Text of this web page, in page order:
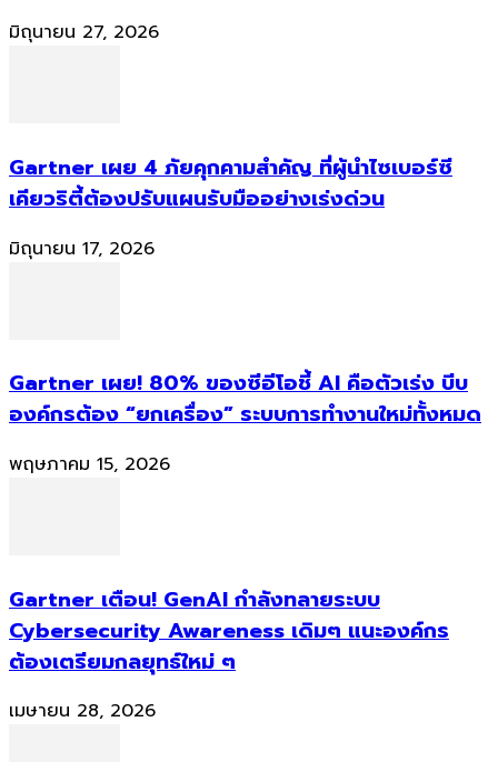
มิถุนายน 27, 2026
Gartner เผย 4 ภัยคุกคามสำคัญ ที่ผู้นำไซเบอร์ซี
เคียวริตี้ต้องปรับแผนรับมืออย่างเร่งด่วน
มิถุนายน 17, 2026
Gartner เผย! 80% ของซีอีโอชี้ AI คือตัวเร่ง บีบ
องค์กรต้อง “ยกเครื่อง” ระบบการทำงานใหม่ทั้งหมด
พฤษภาคม 15, 2026
Gartner เตือน! GenAI กำลังทลายระบบ
Cybersecurity Awareness เดิมๆ แนะองค์กร
ต้องเตรียมกลยุทธ์ใหม่ ๆ
เมษายน 28, 2026